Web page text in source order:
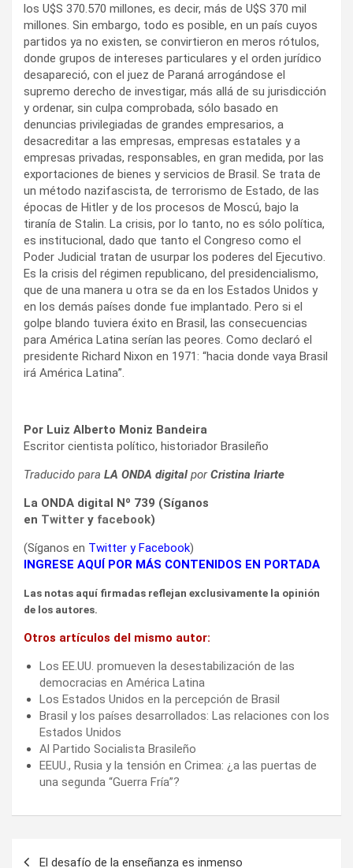
los U$S 370.570 millones, es decir, más de U$S 370 mil
millones. Sin embargo, todo es posible, en un país cuyos
partidos ya no existen, se convirtieron en meros rótulos,
donde grupos de intereses particulares y el orden jurídico
desapareció, con el juez de Paraná arrogándose el
supremo derecho de investigar, más allá de su jurisdicción
y ordenar, sin culpa comprobada, sólo basado en
denuncias privilegiadas de grandes empresarios, a
desacreditar a las empresas, empresas estatales y a
empresas privadas, responsables, en gran medida, por las
exportaciones de bienes y servicios de Brasil. Se trata de
un método nazifascista, de terrorismo de Estado, de las
épocas de Hitler y de los procesos de Moscú, bajo la
tiranía de Stalin. La crisis, por lo tanto, no es sólo política,
es institucional, dado que tanto el Congreso como el
Poder Judicial tratan de usurpar los poderes del Ejecutivo.
Es la crisis del régimen republicano, del presidencialismo,
que de una manera u otra se da en los Estados Unidos y
en los demás países donde fue implantado. Pero si el
golpe blando tuviera éxito en Brasil, las consecuencias
para América Latina serían las peores. Como declaró el
presidente Richard Nixon en 1971: “hacia donde vaya Brasil
irá América Latina”.
Por Luiz Alberto Moniz Bandeira
Escritor cientista político, historiador Brasileño
Traducido para LA ONDA digital porCristina Iriarte
La ONDA digital Nº 739 (Síganos
en Twitter y facebook)
(Síganos en Twitter yFacebook)
INGRESE AQUÍ POR MÁS CONTENIDOS EN PORTADA
Las notas aquí firmadas reflejan exclusivamente la opinión
de los autores.
Otros artículos del mismo autor:
Los EE.UU. promueven la desestabilización de las
democracias en América Latina
Los Estados Unidos en la percepción de Brasil
Brasil y los países desarrollados: Las relaciones con los
Estados Unidos
Al Partido Socialista Brasileño
EEUU., Rusia y la tensión en Crimea: ¿a las puertas de
una segunda “Guerra Fría”?
El desafío de la enseñanza es inmenso